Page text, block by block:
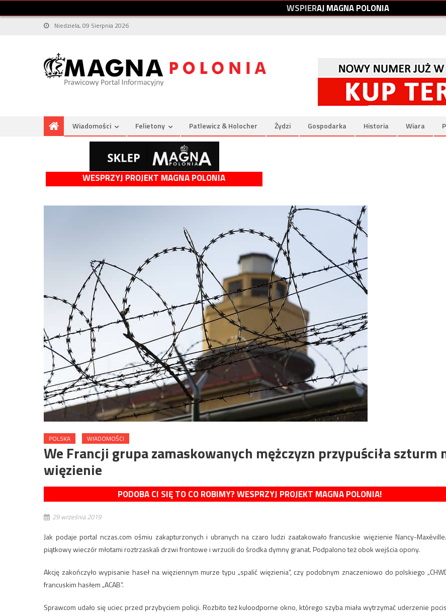
WSPIERAJMAGNAPOLONIA
Niedziela, 09 Sierpnia 2026
Wiadomości Felietony Patlewicz & Holocher Żydzi Gospodarka Historia Wiara
WESPRZYJ PROJEKT MAGNA POLONIA
POLSKA WIADOMOŚCI
We Francji grupa zamaskowanych mężczyzn przypuściła szturm
więzienie
PODOBA CI SIĘ TO CO ROBIMY? WESPRZYJ PROJEKT MAGNA POLONIA!
29 września 2019
Jak podaje portal nczas.com ośmiu zakapturzonych i ubranych na czaro ludzi zaatakowało francuskie więzienie Nancy-
piątkowy wieczór młotami roztrzaskali drzwi frontowe i wrzucili do środka dymny granat. Podpalono też obok wejścia opony.
Akcję zakończyło wypisanie haseł na więziennym murze typu „spalić więzienia”, czy podobnym znaczeniowo do polskiego
francuskim hasłem „ACAB”.
Sprawcom udało się uciec przed przybyciem policji. Rozbito też kuloodporne okno, którego szyba miała wytrzymać uderzenie